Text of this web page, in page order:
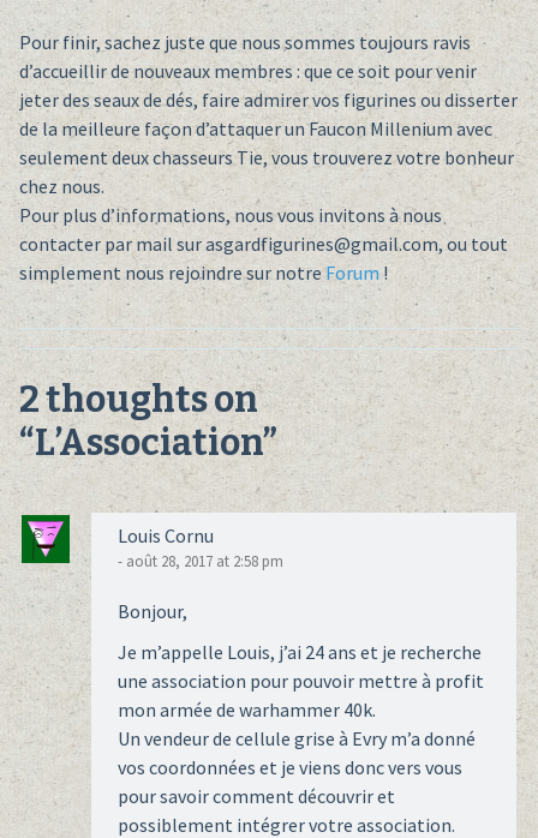
Pour finir, sachez juste que nous sommes toujours ravis
d’accueillir de nouveaux membres : que ce soit pour venir
jeter des seaux de dés, faire admirer vos figurines ou disserter
de la meilleure façon d’attaquer un Faucon Millenium avec
seulement deux chasseurs Tie, vous trouverez votre bonheur
chez nous.
Pour plus d’informations, nous vous invitons à nous
contacter par mail sur asgardfigurines@gmail.com, ou tout
simplement nous rejoindre sur notreForum !
2 thoughts on
“L’Association”
Louis Cornu
- août 28, 2017 at 2:58 pm
Bonjour,
Je m’appelle Louis, j’ai 24 ans et je recherche
une association pour pouvoir mettre à profit
mon armée de warhammer 40k.
Un vendeur de cellule grise à Evry m’a donné
vos coordonnées et je viens donc vers vous
pour savoir comment découvrir et
possiblement intégrer votre association.